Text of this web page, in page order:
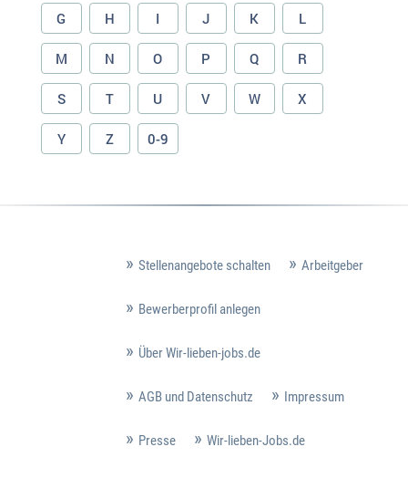
G H I J K L
M N O P Q R
S T U V W X
Y Z 0-9
Stellenangebote schalten Arbeitgeber
Bewerberprofil anlegen
Über Wir-lieben-jobs.de
AGB und Datenschutz Impressum
Presse Wir-lieben-Jobs.de